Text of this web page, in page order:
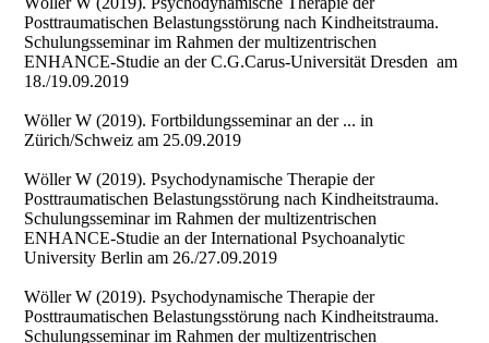
Posttraumatischen Belastungsstörung nach Kindheitstrauma.
Schulungsseminar im Rahmen der multizentrischen
ENHANCE-Studie an der C.G.Carus-Universität Dresden am
18./19.09.2019
Wöller W (2019). Fortbildungsseminar an der ... in
Zürich/Schweiz am 25.09.2019
Wöller W (2019). Psychodynamische Therapie der
Posttraumatischen Belastungsstörung nach Kindheitstrauma.
Schulungsseminar im Rahmen der multizentrischen
ENHANCE-Studie an der International Psychoanalytic
University Berlin am 26./27.09.2019
Wöller W (2019). Psychodynamische Therapie der
Posttraumatischen Belastungsstörung nach Kindheitstrauma.
Schulungsseminar im Rahmen der multizentrischen